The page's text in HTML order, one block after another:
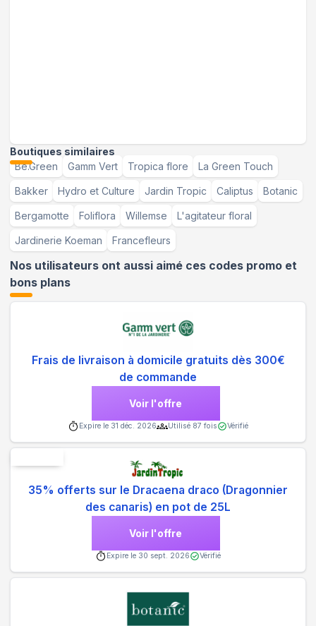
Boutiques similaires
Be.Green
Gamm Vert Tropica flore La Green Touch
Bakker Hydro et Culture Jardin Tropic Caliptus Botanic
Bergamotte Foliflora Willemse L'agitateur floral
Jardinerie Koeman Francefleurs
Nos utilisateurs ont aussi aimé ces codes promo et
bons plans
Frais de livraison à domicile gratuits dès 300€
de commande
Voir l'offre
Expire le 31 déc. 2026 Utilisé 87 fois Vérifié
35% offerts sur le Dracaena draco (Dragonnier
des canaris) en pot de 25L
Voir l'offre
Expire le 30 sept. 2026 Vérifié